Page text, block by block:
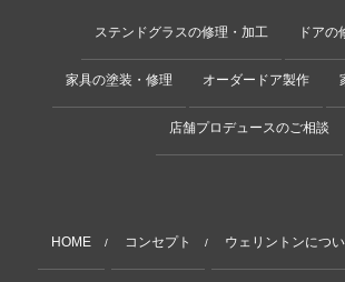
ステンドグラスの修理・加工 ドアの
家具の塗装・修理 オーダードア製作
店舗プロデュースのご相談
HOME / コンセプト / ウェリントンにつ